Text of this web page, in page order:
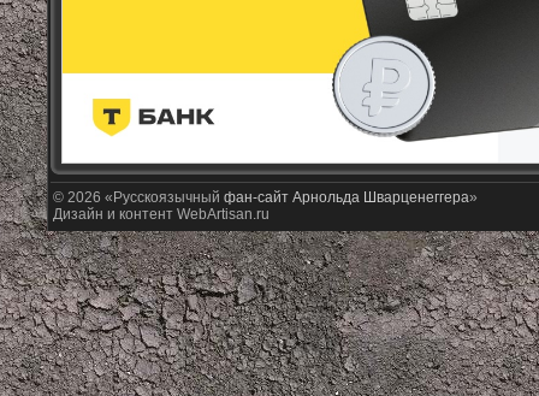
© 2026 «Русскоязычный фан-сайт Арнольда Шварценеггера»
Дизайн и контент WebArtisan.ru